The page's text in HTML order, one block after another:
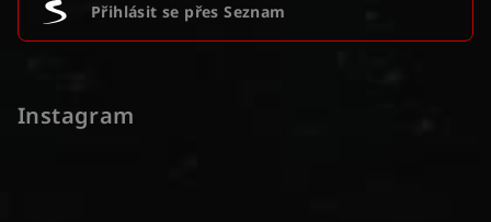
Přihlásit se přes Seznam
Instagram